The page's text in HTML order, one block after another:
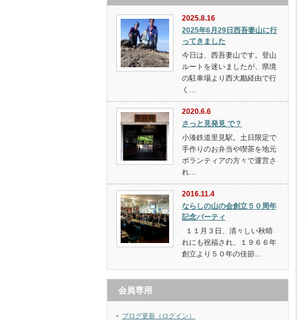
2025.8.16
2025年6月29日西吾妻山に行
ってきました
今日は、西吾妻山です。登山
ルートを迷いましたが、県境
の駐車場より西大巓経由で行
く…
2020.6.6
さっと見発見 で？
小湊鉄道里見駅。土日限定で
手作りのお弁当や喫茶を地元
ボランティアの方々で運営さ
れ…
2016.11.4
ならしの山の会創立５０周年
記念パーティ
１１月３日、清々しい秋晴
れにも祝福され、１９６６年
創立より５０年の佳節…
会員専用
ブログ更新（ログイン）